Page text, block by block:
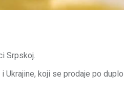
Srpskoj.
Ukrajine, koji se prodaje po